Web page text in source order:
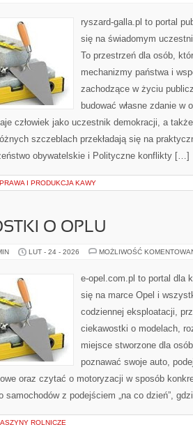
ryszard-galla.pl to portal
się na świadomym
To przestrzeń dla osób,
mechanizmy państwa i
zachodzące w życiu
budować własne zdanie w
człowiek jako uczestnik demokracji, a
szczeblach przekładają się na
obywatelskie i Polityczne konflikty […]
I PRODUKCJA KAWY
O OPLU
LUT - 24 - 2026 MOŻLIWOŚĆ
e-opel.com.pl to portal dla
się na marce Opel i
codziennej eksploatacji,
ciekawostki o modelach,
miejsce stworzone dla
poznawać swoje auto,
oraz czytać o motoryzacji w sposób
samochodów z podejściem „na co dzień”,
ROLNICZE